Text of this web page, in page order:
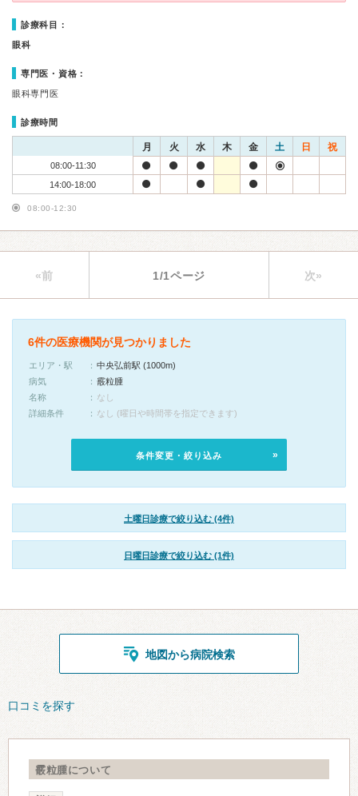
診療科目：
眼科
専門医・資格：
眼科専門医
診療時間
月 火 水 木 金 土 日 祝
08:00-11:30
14:00-18:00
08:00-12:30
«前 1/1ページ 次»
6件の医療機関が見つかりました
エリア・駅
中央弘前駅 (1000m)
病気
霰粒腫
名称
なし
詳細条件
なし (曜日や時間帯を指定できます)
条件変更・絞り込み
土曜日診療で絞り込む (4件)
日曜日診療で絞り込む (1件)
地図から病院検索
口コミを探す
霰粒腫について